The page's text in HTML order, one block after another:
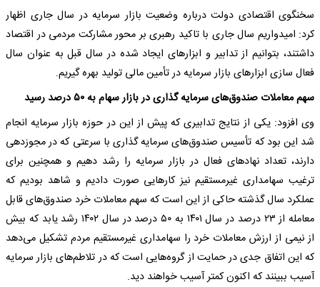
سخنگوی اقتصادی دولت درباره وضعیت بازار سرمایه در سال جاری اظهار
کرد: امیدواریم سال جاری با تاکید رهبری بر محور مشارکت مردمی در اقتصاد
داشتند، بتوانیم از تدابیر و ابزارهای ایجاد شده در سال قبل به عنوان سال
فعال سازی ابزارهای بازار سرمایه در تأمین مالی تولید بهره گیریم.
سهم معاملات صندوق‌های سرمایه گذاری در بازار سهام به ۵۰ درصد رسید
وی افزود: یکی از نتایج تدابیری که پیش از این در حوزه بازار سرمایه انجام
شد این بود که تأسیس صندوق‌های سرمایه گذاری با سرعتی که در مجوزدهی
دارند، تعداد نهادهای فعال در بازار سرمایه را رشد دهیم و همچنین برای
ترغیب سهامداری غیرمستقیم نیز کارهایی صورت دادیم و شاهد بودیم که
عملکرد سال گذشته حاکی از این است که سهم معاملات خرد صندوق‌های قابل
معامله از ۲۳ درصد در سال ۱۴۰۱ به ۵۰ درصد در سال ۱۴۰۲ رشد یابد که بیش
از نیمی از ارزش معاملات خرد را سهامداری غیرمستقیم مردم تشکیل می‌دهد
که این اتفاق جدی در حمایت از گروه‌هایی است که در تلاطم‌های بازار سرمایه
آسیب ببینند که اکنون کمتر آسیب خواهند دید.